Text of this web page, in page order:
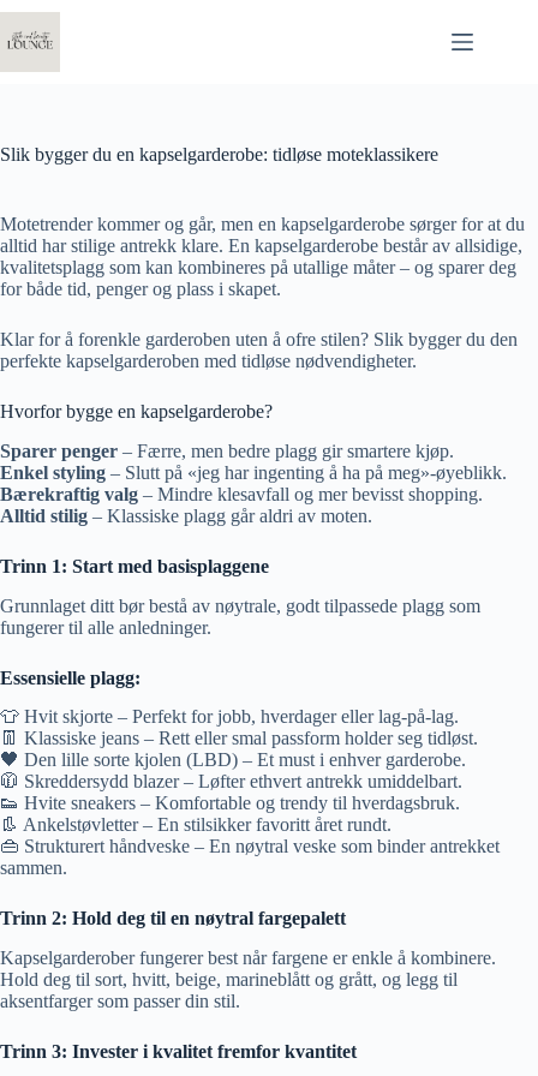
Hopp
til
innholdet
Slik bygger du en kapselgarderobe: tidløse moteklassikere
Motetrender kommer og går, men en kapselgarderobe sørger for at du
alltid har stilige antrekk klare. En kapselgarderobe består av allsidige,
kvalitetsplagg som kan kombineres på utallige måter – og sparer deg
for både tid, penger og plass i skapet.
Klar for å forenkle garderoben uten å ofre stilen? Slik bygger du den
perfekte kapselgarderoben med tidløse nødvendigheter.
Hvorfor bygge en kapselgarderobe?
Sparer penger – Færre, men bedre plagg gir smartere kjøp.
Enkel styling – Slutt på «jeg har ingenting å ha på meg»-øyeblikk.
Bærekraftig valg – Mindre klesavfall og mer bevisst shopping.
Alltid stilig – Klassiske plagg går aldri av moten.
Trinn 1: Start med basisplaggene
Grunnlaget ditt bør bestå av nøytrale, godt tilpassede plagg som
fungerer til alle anledninger.
Essensielle plagg:
👕 Hvit skjorte – Perfekt for jobb, hverdager eller lag-på-lag.
👖 Klassiske jeans – Rett eller smal passform holder seg tidløst.
🖤 Den lille sorte kjolen (LBD) – Et must i enhver garderobe.
🧥 Skreddersydd blazer – Løfter ethvert antrekk umiddelbart.
👟 Hvite sneakers – Komfortable og trendy til hverdagsbruk.
👢 Ankelstøvletter – En stilsikker favoritt året rundt.
👜 Strukturert håndveske – En nøytral veske som binder antrekket
sammen.
Trinn 2: Hold deg til en nøytral fargepalett
Kapselgarderober fungerer best når fargene er enkle å kombinere.
Hold deg til sort, hvitt, beige, marineblått og grått, og legg til
aksentfarger som passer din stil.
Trinn 3: Invester i kvalitet fremfor kvantitet